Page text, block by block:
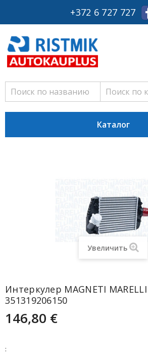
+372 6 727 727
Каталог
Увеличить
Интеркулер MAGNETI MARELLI
351319206150
146,80 €
: